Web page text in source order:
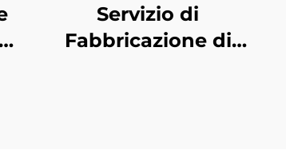
Servizio di
Fabbricazione di